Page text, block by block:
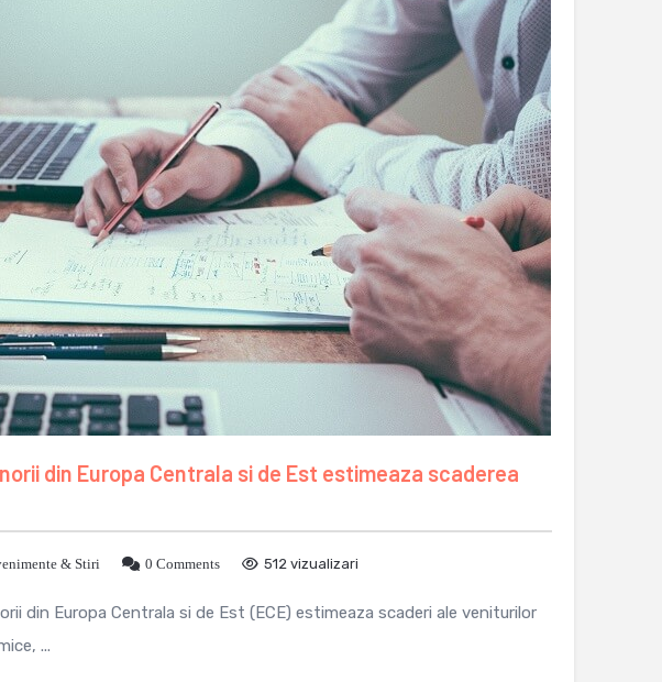
din Europa Centrala si de Est estimeaza scaderea
& Stiri 0 Comments 512 vizualizari
din Europa Centrala si de Est (ECE) estimeaza scaderi ale veniturilor
...